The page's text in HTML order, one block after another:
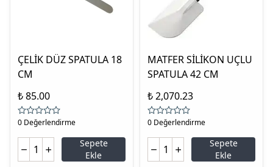
ÇELİK DÜZ SPATULA 18
CM
₺ 85.00
0 Değerlendirme
Sepete
Ekle
MATFER SİLİKON UÇLU
SPATULA 42 CM
₺ 2,070.23
0 Değerlendirme
Sepete
Ekle